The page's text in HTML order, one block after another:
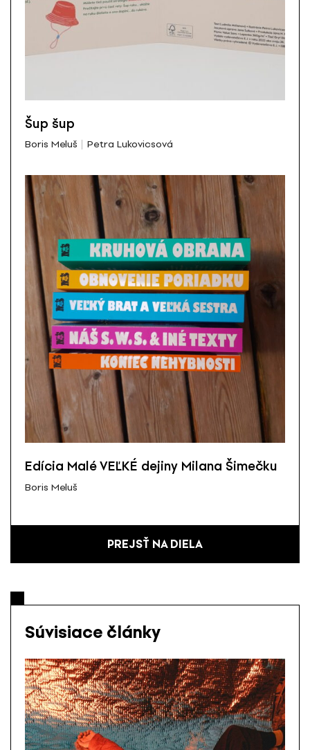
Šup šup
Boris Meluš Petra Lukovicsová
Edícia Malé VEĽKÉ dejiny Milana Šimečku
Boris Meluš
PREJSŤ NA DIELA
Súvisiace články